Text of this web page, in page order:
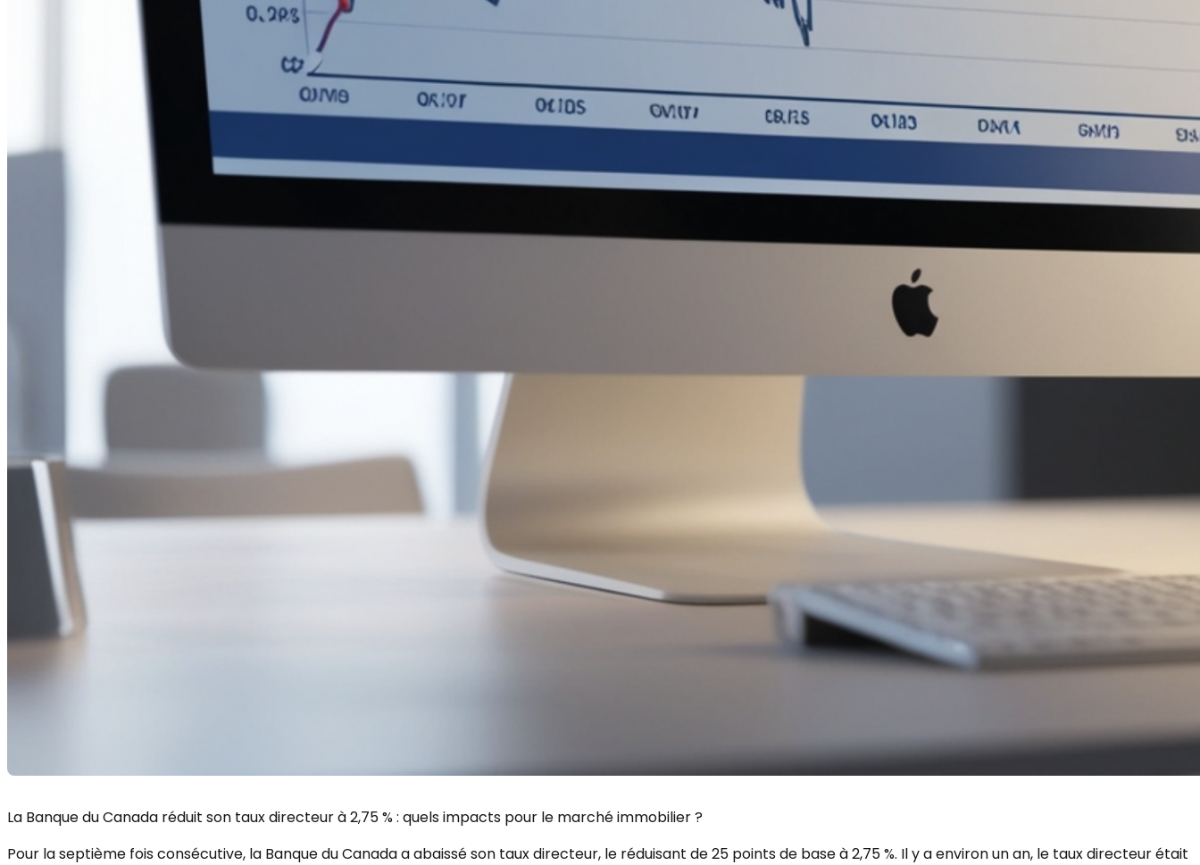
La Banque du Canada réduit son taux directeur à 2,75 % : quels impacts pour le marché immobilier ?
Pour la septième fois consécutive, la Banque du Canada a abaissé son taux directeur, le réduisant de 25 points de base à 2,75 %. Il y a environ un an, le taux directeur était